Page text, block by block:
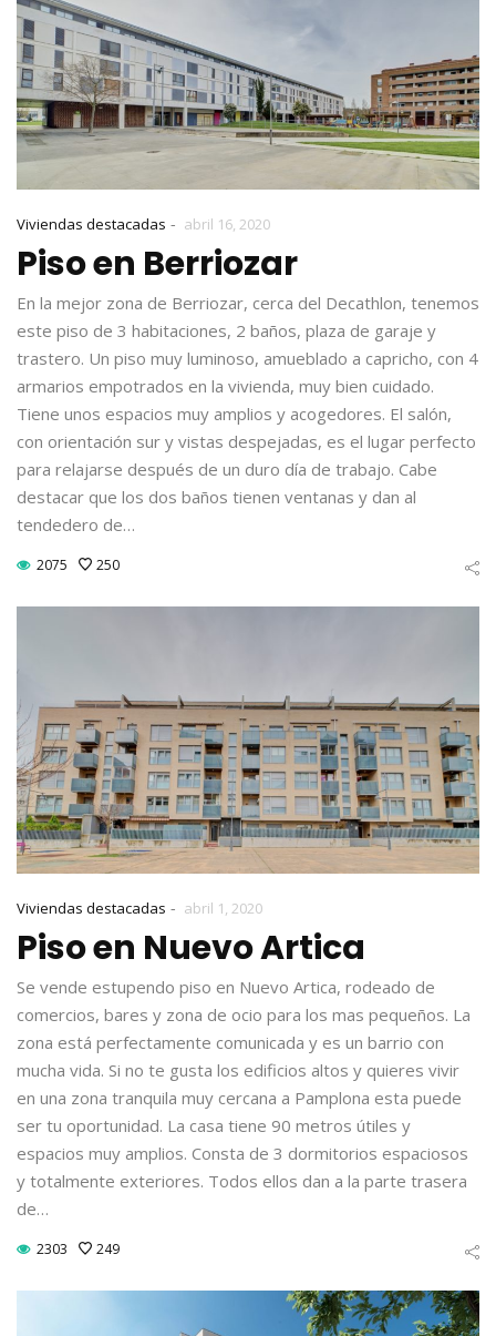
Viviendas destacadas - abril 16, 2020
Piso en Berriozar
En la mejor zona de Berriozar, cerca del Decathlon, tenemos
este piso de 3 habitaciones, 2 baños, plaza de garaje y
trastero. Un piso muy luminoso, amueblado a capricho, con 4
armarios empotrados en la vivienda, muy bien cuidado.
Tiene unos espacios muy amplios y acogedores. El salón,
con orientación sur y vistas despejadas, es el lugar perfecto
para relajarse después de un duro día de trabajo. Cabe
destacar que los dos baños tienen ventanas y dan al
tendedero de…
2075 250
Viviendas destacadas - abril 1, 2020
Piso en Nuevo Artica
Se vende estupendo piso en Nuevo Artica, rodeado de
comercios, bares y zona de ocio para los mas pequeños. La
zona está perfectamente comunicada y es un barrio con
mucha vida. Si no te gusta los edificios altos y quieres vivir
en una zona tranquila muy cercana a Pamplona esta puede
ser tu oportunidad. La casa tiene 90 metros útiles y
espacios muy amplios. Consta de 3 dormitorios espaciosos
y totalmente exteriores. Todos ellos dan a la parte trasera
de…
2303 249